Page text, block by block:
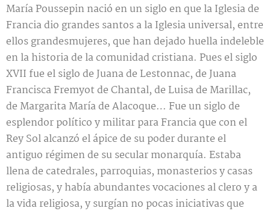
María Poussepin nació en un siglo en que la Iglesia de
Francia dio grandes santos a la Iglesia universal, entre
ellos grandesmujeres, que han dejado huella indeleble
en la historia de la comunidad cristiana. Pues el siglo
XVII fue el siglo de Juana de Lestonnac, de Juana
Francisca Fremyot de Chantal, de Luisa de Marillac,
de Margarita María de Alacoque… Fue un siglo de
esplendor político y militar para Francia que con el
Rey Sol alcanzó el ápice de su poder durante el
antiguo régimen de su secular monarquía. Estaba
llena de catedrales, parroquias, monasterios y casas
religiosas, y había abundantes vocaciones al clero y a
la vida religiosa, y surgían no pocas iniciativas que